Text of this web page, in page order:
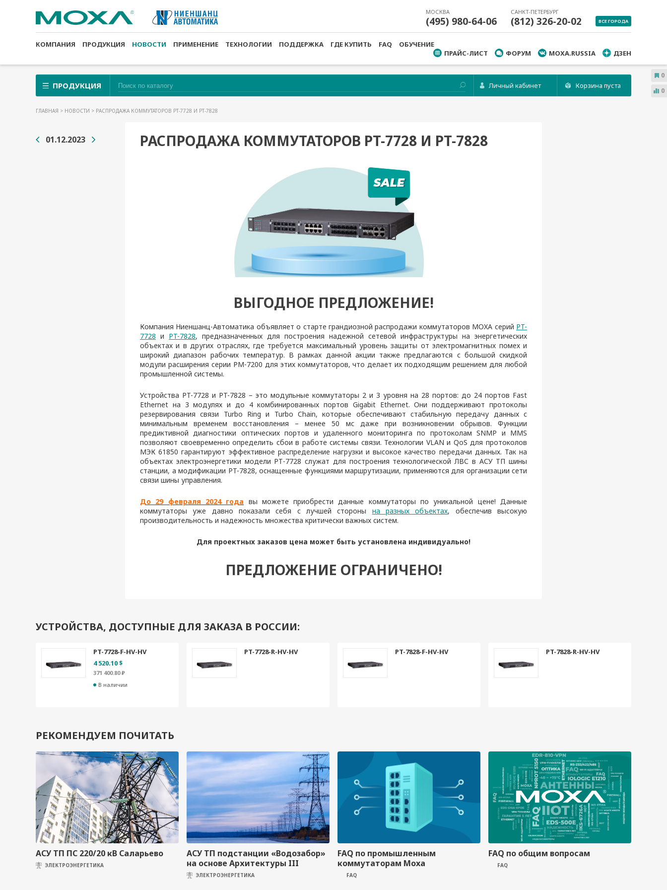
МОСКВА
(495) 980-64-06
САНКТ-ПЕТЕРБУРГ
(812) 326-20-02 ВСЕ ГОРОДА
КОМПАНИЯ ПРОДУКЦИЯ НОВОСТИ ПРИМЕНЕНИЕ ТЕХНОЛОГИИ ПОДДЕРЖКА ГДЕ КУПИТЬ FAQ
ОБУЧЕНИЕ
ПРАЙС-ЛИСТ
ФОРУМ MOXA.RUSSIA ДЗЕН
ПРОДУКЦИЯ Личный кабинет Корзина пуста
ГЛАВНАЯ > НОВОСТИ > РАСПРОДАЖА КОММУТАТОРОВ PT-7728 И PT-7828
01.12.2023 РАСПРОДАЖА КОММУТАТОРОВ PT-7728 И PT-7828
ВЫГОДНОЕ ПРЕДЛОЖЕНИЕ!
Компания Ниеншанц-Автоматика объявляет о старте грандиозной распродажи коммутаторов MOXA серий PT-
7728 и PT-7828, предназначенных для построения надежной сетевой инфраструктуры на энергетических
объектах и в других отраслях, где требуется максимальный уровень защиты от электромагнитных помех и
широкий диапазон рабочих температур. В рамках данной акции также предлагаются с большой скидкой
модули расширения серии PM-7200 для этих коммутаторов, что делает их подходящим решением для любой
промышленной системы.
Устройства PT-7728 и PT-7828 – это модульные коммутаторы 2 и 3 уровня на 28 портов: до 24 портов Fast
Ethernet на 3 модулях и до 4 комбинированных портов Gigabit Ethernet. Они поддерживают протоколы
резервирования связи Turbo Ring и Turbo Chain, которые обеспечивают стабильную передачу данных с
минимальным временем восстановления – менее 50 мс даже при возникновении обрывов. Функции
предиктивной диагностики оптических портов и удаленного мониторинга по протоколам SNMP и MMS
позволяют своевременно определить сбои в работе системы связи. Технологии VLAN и QoS для протоколов
МЭК 61850 гарантируют эффективное распределение нагрузки и высокое качество передачи данных. Так на
объектах электроэнергетики модели РТ-7728 служат для построения технологической ЛВС в АСУ ТП шины
станции, а модификации PT-7828, оснащенные функциями маршрутизации, применяются для организации сети
связи шины управления.
До 29 февраля 2024 года вы можете приобрести данные коммутаторы по уникальной цене! Данные
коммутаторы уже давно показали себя с лучшей стороны на разных объектах, обеспечив высокую
производительность и надежность множества критически важных систем.
Для проектных заказов цена может быть установлена индивидуально!
ПРЕДЛОЖЕНИЕ ОГРАНИЧЕНО!
УСТРОЙСТВА, ДОСТУПНЫЕ ДЛЯ ЗАКАЗА В РОССИИ:
PT-7728-F-HV-HV
4 520.10 $
371 400.80 ₽
В наличии
PT-7728-R-HV-HV PT-7828-F-HV-HV PT-7828-R-HV-HV
РЕКОМЕНДУЕМ ПОЧИТАТЬ
АСУ ТП ПС 220/20 кВ Саларьево
ЭЛЕКТРОЭНЕРГЕТИКА
АСУ ТП подстанции «Водозабор»
на основе Архитектуры III
ЭЛЕКТРОЭНЕРГЕТИКА
FAQ по промышленным
коммутаторам Moxa
FAQ
FAQ по общим вопросам
FAQ
0
0